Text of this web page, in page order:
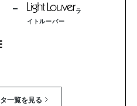
ラ
イトルーバー
一覧を見る